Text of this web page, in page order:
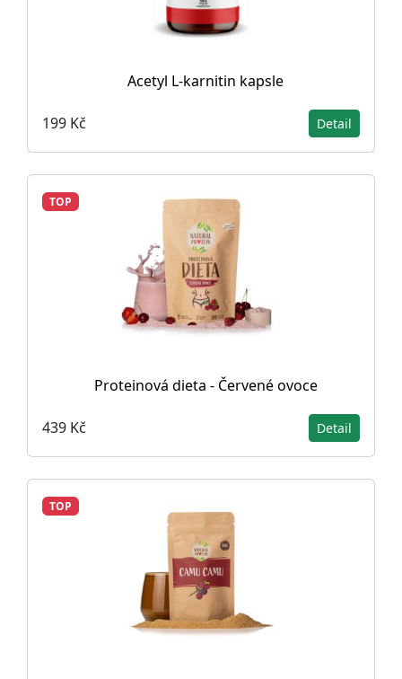
Acetyl L-karnitin kapsle
199 Kč Detail
TOP
Proteinová dieta - Červené ovoce
439 Kč Detail
TOP